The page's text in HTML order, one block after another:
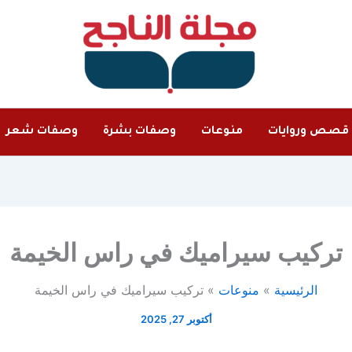
قصص وروايات منوعات وصفات بشرة وصفات شعر
تركيب سيراميك في راس الخيمة
الرئيسية منوعات تركيب سيراميك في راس الخيمة
أكتوبر 27, 2025